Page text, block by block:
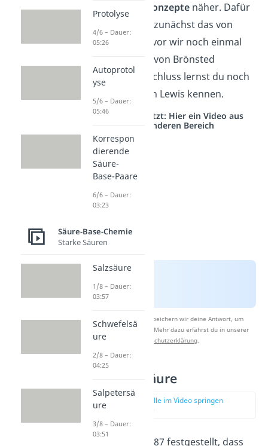
verschiedenen
Konzepte näher. Dafür
schauen wir uns zunächst das von
Arrhenius an, bevor wir noch einmal
genauer auf das von Brönsted
eingehen. Zum Schluss lernst du noch
die Definition von Lewis kennen.
Studyflix vernetzt: Hier ein Video aus
einem anderen Bereich
Nach Beantwortung speichern wir deine Antwort, um
Studyflix zu verbessern. Mehr dazu erfährst du in unserer
Datenschutzerklärung.
Arrhenius Säure
zur Stelle im Video springen
(00:36)
hat 1887 festgestellt, dass
Protolyse
4/6 – Dauer:
05:26
Autoprotol
yse
5/6 – Dauer:
05:46
Korrespon
dierende
Säure-
Base-Paare
6/6 – Dauer:
03:23
Säure-Base-Chemie
Starke Säuren
Salzsäure
1/8 – Dauer:
03:57
Schwefelsä
ure
2/8 – Dauer:
04:25
Salpetersä
ure
3/8 – Dauer:
03:51